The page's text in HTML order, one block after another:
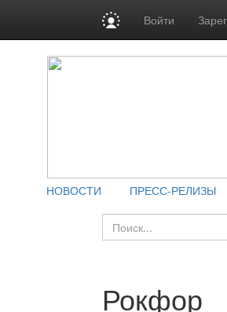
Войти
НОВОСТИ ПРЕСС-РЕЛИЗЫ
Рокфор